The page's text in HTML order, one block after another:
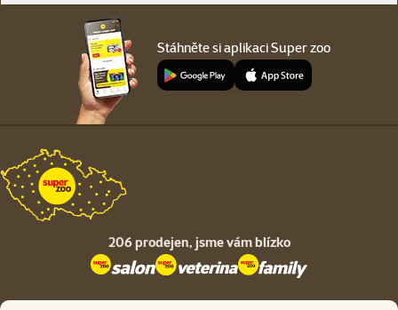
Stáhněte si aplikaci Super zoo
206 prodejen, jsme vám blízko